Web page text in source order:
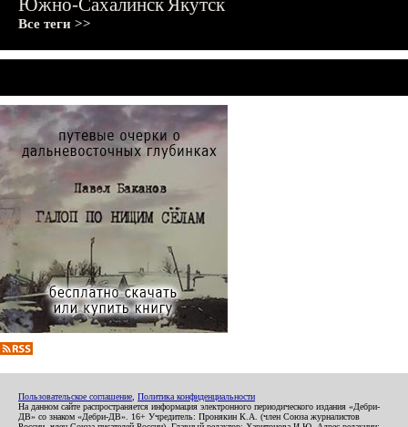
Южно-СахалинскЯкутск
Все теги >>
Пользовательское соглашение Политика конфиденциальности
На данном сайте распространяется информация электронного периодического издания «Дебри-
ДВ» со знаком «Дебри-ДВ». 16+ Учредитель: Пронякин К.А. (член Союза журналистов